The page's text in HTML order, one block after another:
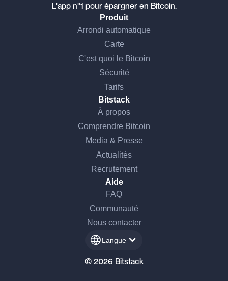
L'app n°1 pour épargner en Bitcoin.
Produit
Arrondi automatique
Carte
C'est quoi le Bitcoin
Sécurité
Tarifs
Bitstack
À propos
Comprendre Bitcoin
Media & Presse
Actualités
Recrutement
Aide
FAQ
Communauté
Nous contacter
Langue
© 2026 Bitstack